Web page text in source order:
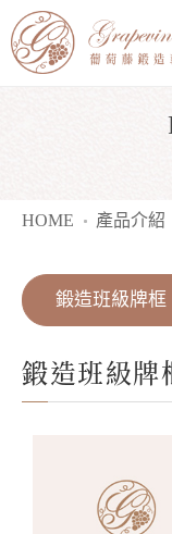
HOME 產品介紹
鍛造班級牌框
鍛造班級牌